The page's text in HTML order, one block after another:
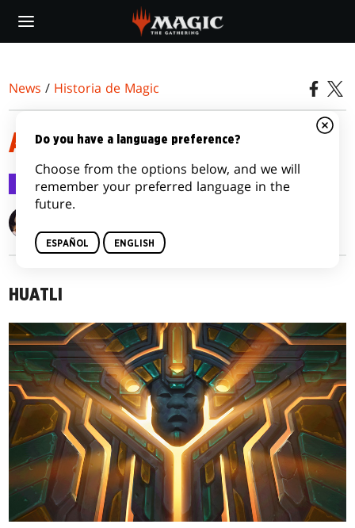
main
News / Historia de Magic
AL OTRO LADO DEL SOL
Historia de Magic 18 ene 2018
HUATLI
Do you have a language preference?
Choose from the options below, and we will
remember your preferred language in the
future.
ESPAÑOL ENGLISH